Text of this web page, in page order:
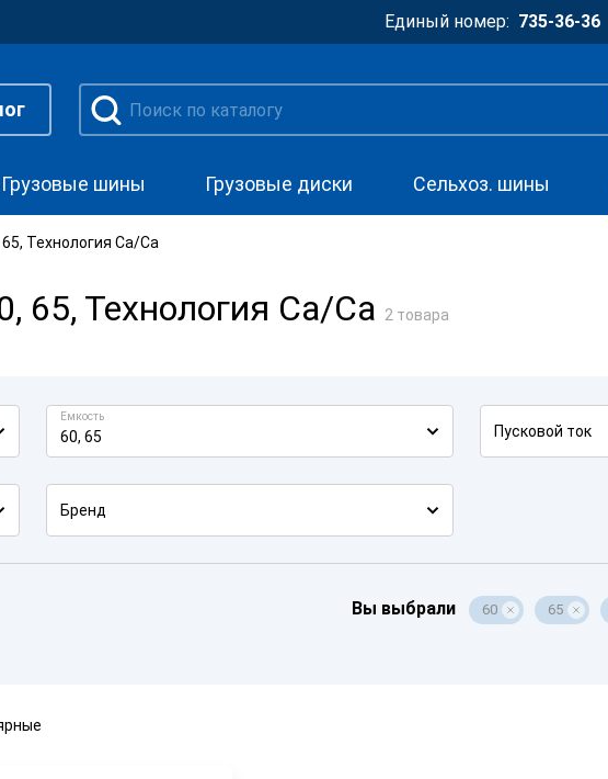
Единый номер: 735-36-36
Грузовые шины Грузовые диски Сельхоз. шины
Технология Ca/Ca
65, Технология Ca/Ca 2 товара
Емкость
60, 65 Пусковой ток
Бренд
Вы выбрали 60 65